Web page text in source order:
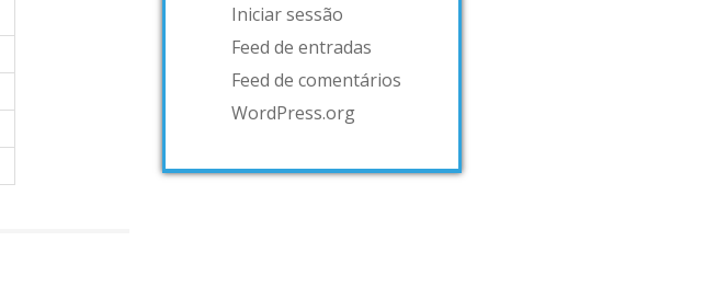
Iniciar sessão
Feed de entradas
Feed de comentários
WordPress.org